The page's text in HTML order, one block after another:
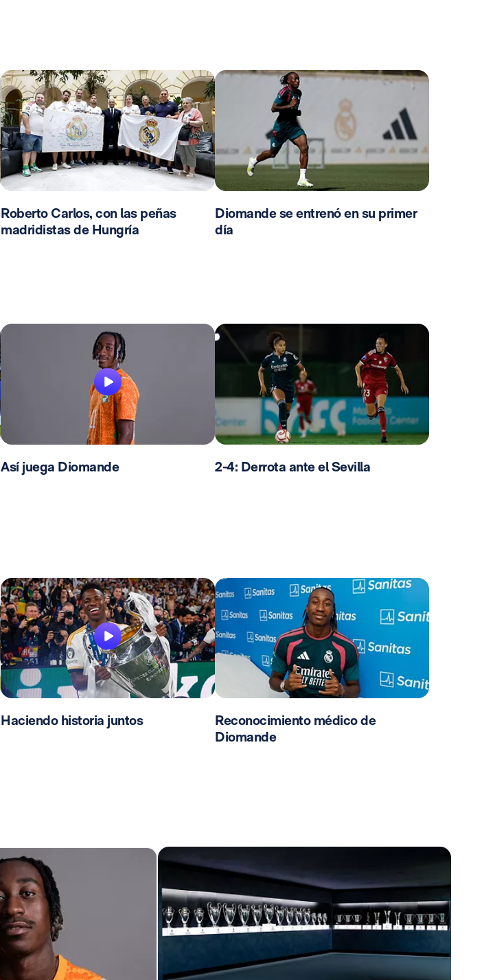
Roberto Carlos, con las peñas
madridistas de Hungría
Diomande se entrenó en su primer
día
Así juega Diomande 2-4: Derrota ante el Sevilla
Haciendo historia juntos
Reconocimiento médico de
Diomande